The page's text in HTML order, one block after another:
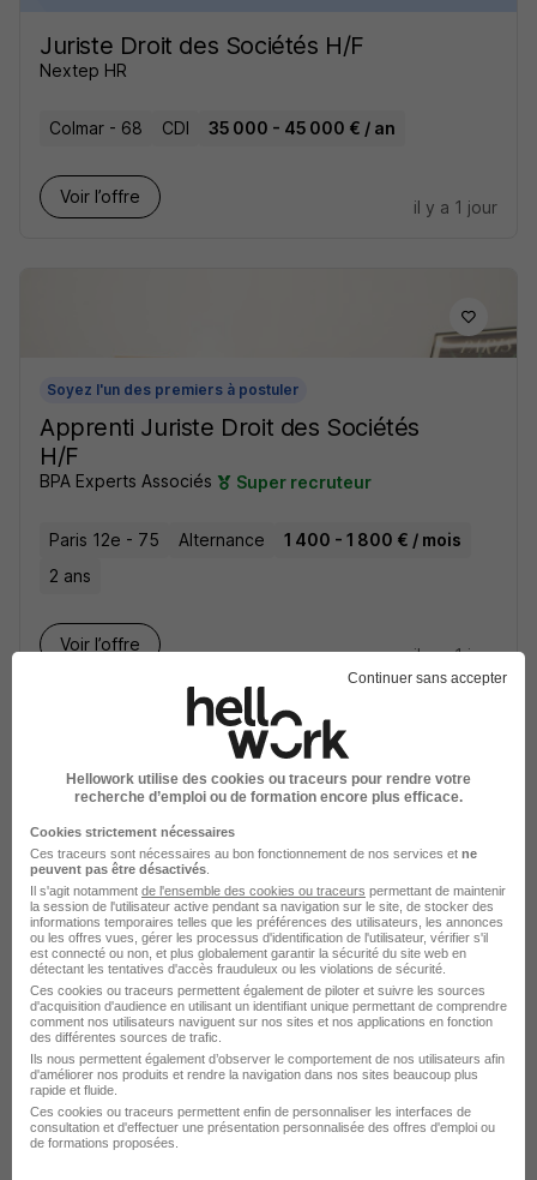
Juriste Droit des Sociétés H/F
Nextep HR
Colmar - 68 CDI 35 000 - 45 000 € / an
Voir l’offre
il y a 1 jour
Soyez l'un des premiers à postuler
Apprenti Juriste Droit des Sociétés
H/F
BPA Experts Associés Super recruteur
Paris 12e - 75 Alternance
1 400 - 1 800 € / mois
2 ans
Voir l’offre
il y a 1 jour
Soyez l'un des premiers à postuler
Stage Juriste Droit des Sociétés H/F
BPA Experts Associés Super recruteur
Paris 12e - 75 Stage 600 - 700 € / mois 6 mois
Voir l’offre
Continuer sans accepter
Hellowork utilise des cookies ou traceurs pour rendre votre
recherche d’emploi ou de formation encore plus efficace.
Cookies strictement nécessaires
Ces traceurs sont nécessaires au bon fonctionnement de nos services et ne
peuvent pas être désactivés
Il s'agit notamment de l'ensemble des cookies ou traceurs permettant de maintenir
la session de l'utilisateur active pendant sa navigation sur le site, de stocker des
informations temporaires telles que les préférences des utilisateurs, les annonces
ou les offres vues, gérer les processus d'identification de l'utilisateur, vérifier s'il
est connecté ou non, et plus globalement garantir la sécurité du site web en
détectant les tentatives d'accès frauduleux ou les violations de sécurité.
Ces cookies ou traceurs permettent également de piloter et suivre les sources
d'acquisition d'audience en utilisant un identifiant unique permettant de comprendre
comment nos utilisateurs naviguent sur nos sites et nos applications en fonction
des différentes sources de trafic.
Ils nous permettent également d’observer le comportement de nos utilisateurs afin
d'améliorer nos produits et rendre la navigation dans nos sites beaucoup plus
rapide et fluide.
Ces cookies ou traceurs permettent enfin de personnaliser les interfaces de
consultation et d'effectuer une présentation personnalisée des offres d'emploi ou
de formations proposées.